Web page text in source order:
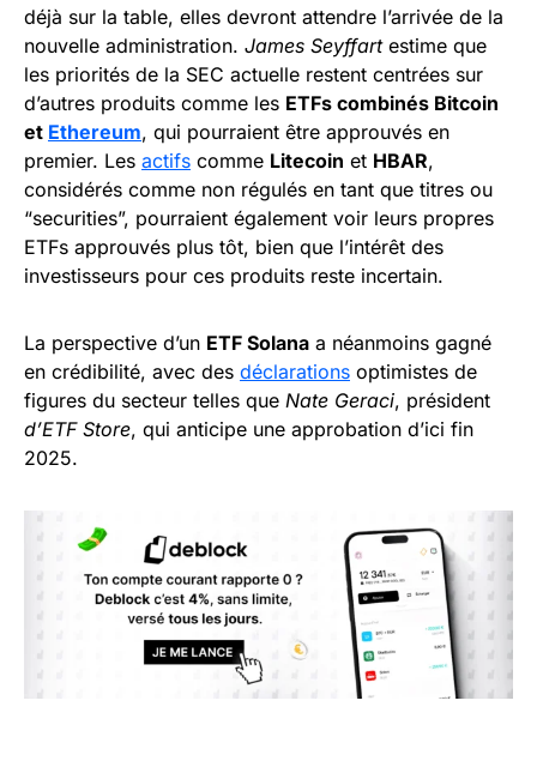
déjà sur la table, elles devront attendre l’arrivée de la
nouvelle administration. James Seyffartestime que
les priorités de la SEC actuelle restent centrées sur
d’autres produits comme les ETFs combinés Bitcoin
et Ethereum, qui pourraient être approuvés en
premier. Les actifs comme Litecoin et HBAR,
considérés comme non régulés en tant que titres ou
“securities”, pourraient également voir leurs propres
ETFs approuvés plus tôt, bien que l’intérêt des
investisseurs pour ces produits reste incertain.
La perspective d’un ETF Solana a néanmoins gagné
en crédibilité, avec des déclarations optimistes de
figures du secteur telles que Nate Geraci, président
d’ETF Store, qui anticipe une approbation d’ici fin
2025.